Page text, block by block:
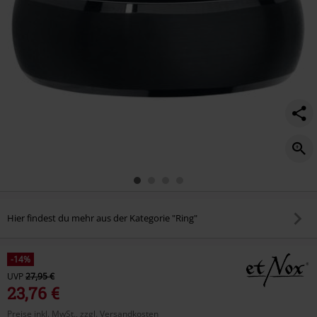
Hier findest du mehr aus der Kategorie "Ring"
-14%
UVP27,95 €
23,76 €
Preise inkl. MwSt., zzgl. Versandkosten